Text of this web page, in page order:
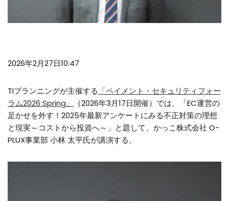
2026年2月27日10:47
TIプランニングが主催する 「ペイメント・セキュリティフォー
ラム2026 Spring」
（2026年3月17日開催）では、「EC運営の
足かせを外す！2025年最新アンケートにみる不正対策の理想
と現実～コストから投資へ～」と題して、かっこ株式会社 O-
PLUX事業部 小林 太平氏が講演する。